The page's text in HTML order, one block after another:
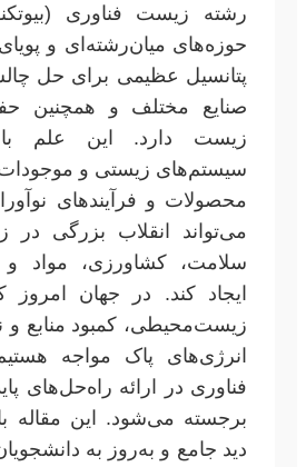
رشته زیست فناوری
حوزه‌های میان‌رشته‌ای و
پتانسیل عظیمی برای حل
صنایع مختلف و همچنین
زیست دارد. این علم با
سیستم‌های زیستی و موجودات
محصولات و فرآیندهای
می‌تواند انقلاب بزرگی در
سلامت، کشاورزی، مواد و
ایجاد کند. در جهان امروز
زیست‌محیطی، کمبود منابع و
انرژی‌های پاک مواجه
فناوری در ارائه راه‌حل‌های
برجسته می‌شود. این مقاله
دید جامع و به‌روز به